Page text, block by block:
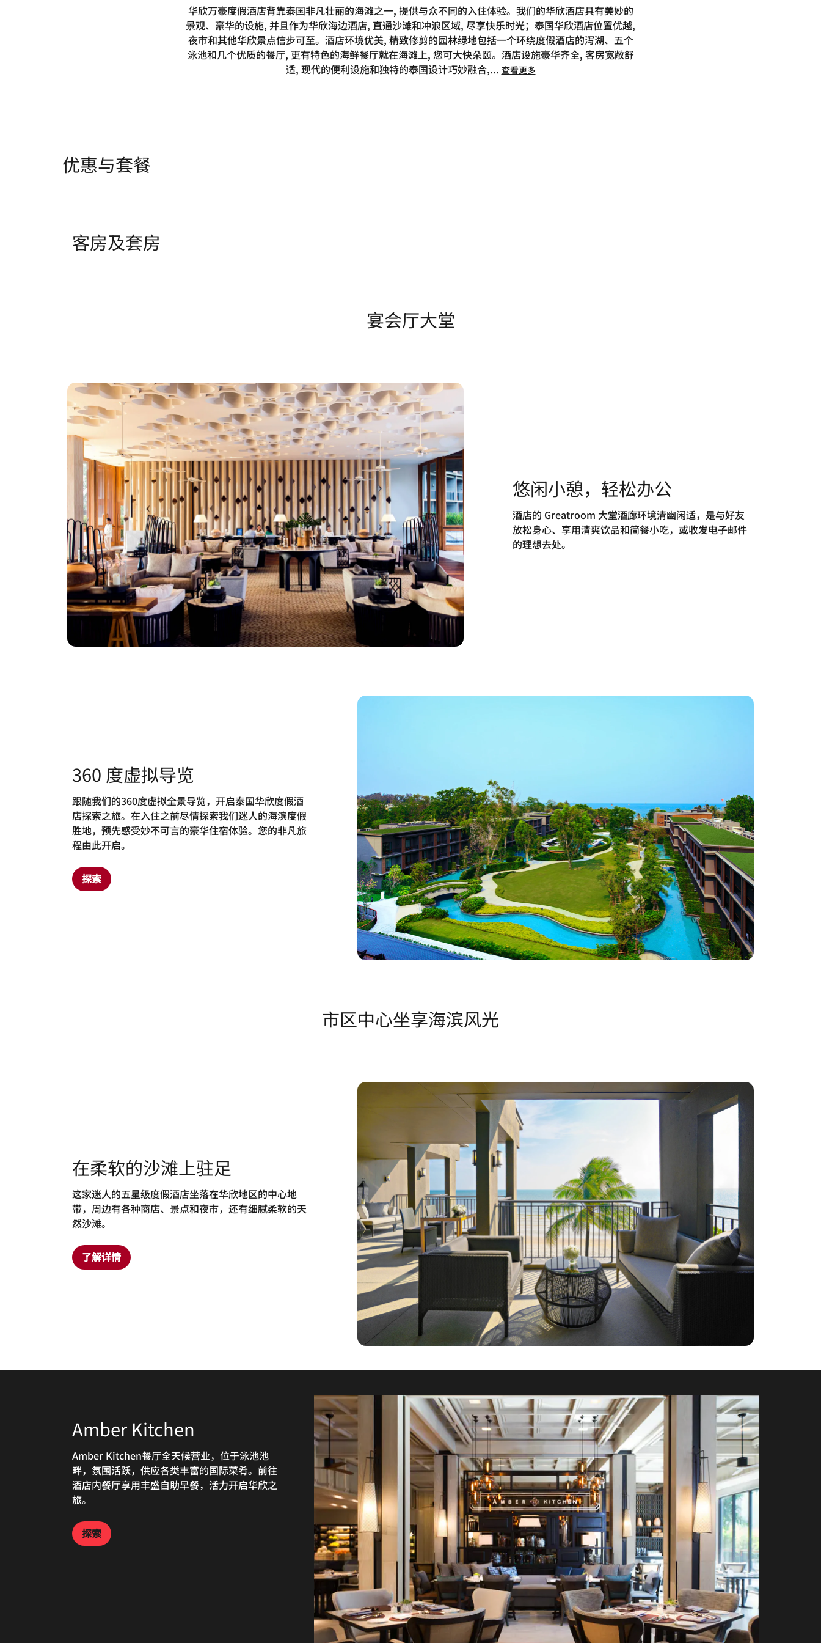
华欣万豪度假酒店背靠泰国非凡壮丽的海滩之一, 提供与众不同的入住体验。我们的华欣酒店具有美妙的
景观、豪华的设施, 并且作为华欣海边酒店, 直通沙滩和冲浪区域, 尽享快乐时光；泰国华欣酒店位置优越,
夜市和其他华欣景点信步可至。酒店环境优美, 精致修剪的园林绿地包括一个环绕度假酒店的泻湖、五个
泳池和几个优质的餐厅, 更有特色的海鲜餐厅就在海滩上, 您可大快朵颐。酒店设施豪华齐全, 客房宽敞舒
适, 现代的便利设施和独特的泰国设计巧妙融合,... 查看更多
优惠与套餐
客房及套房
宴会厅大堂
悠闲小憩，轻松办公
酒店的 Greatroom 大堂酒廊环境清幽闲适，是与好友
放松身心、享用清爽饮品和简餐小吃，或收发电子邮件
的理想去处。
360 度虚拟导览
跟随我们的360度虚拟全景导览，开启泰国华欣度假酒
店探索之旅。在入住之前尽情探索我们迷人的海滨度假
胜地，预先感受妙不可言的豪华住宿体验。您的非凡旅
程由此开启。
探索
市区中心坐享海滨风光
在柔软的沙滩上驻足
这家迷人的五星级度假酒店坐落在华欣地区的中心地
带，周边有各种商店、景点和夜市，还有细腻柔软的天
然沙滩。
了解详情
Amber Kitchen
Amber Kitchen餐厅全天候营业，位于泳池池
畔，氛围活跃，供应各类丰富的国际菜肴。前往
酒店内餐厅享用丰盛自助早餐，活力开启华欣之
旅。
探索
Big Fish & Bar
落座我们的华欣滨海餐厅，饱览壮阔海景，品鉴
精致滨海风味料理。餐厅才华厨师匠心烹制新鲜
海产与优质肉食，臻献令人难忘的非凡滨海用餐
体验。
探索
Siam Bakery
我们的面包店是华欣游客的理想用餐之选。早上
到 Siam Bakery 面包店享用小吃，晚上可选择外
带晚餐带回豪华的酒店客房内享用。
探索
Pool Bar
欢迎在我们的海滩池畔酒吧沐浴温暖阳光，享受
惬意时光。这间华欣池畔酒吧在午餐、欢乐时光
及晚餐时段，供应精致小食与清爽鸡尾酒。
探索
Lobby Lounge
大堂酒廊酒吧环境雅致，供应全球风味美食和创
意鸡尾酒。在华欣度过忙碌的一天后，我们的华
欣餐厅酒吧是您与朋友、同事或家人共进晚餐的
理想场所。
探索